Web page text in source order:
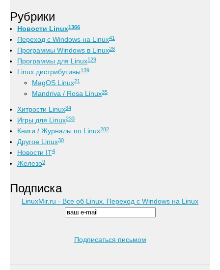
Рубрики
Новости Linux1366
Переход с Windows на Linux41
Программы Windows в Linux28
Программы для Linux129
Linux дистрибутивы139
MagOS Linux21
Mandriva / Rosa Linux35
Хитрости Linux34
Игры для Linux233
Книги / Журналы по Linux282
Другое Linux30
Новости IT4
Железо9
Подписка
LinuxMir.ru - Все об Linux. Переход с Windows на Linux
Подписаться письмом